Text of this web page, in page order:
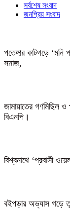
সর্বশেষ সংবাদ
জনপ্রিয় সংবাদ
পতেঙ্গার কাটগড়ে
সমাজ,
জামায়াতের গণমিছিল
বিএনপি।
বিশ্বনাথে ‘প্রবাসী
বইপড়ার অভ্যাস গড়ে